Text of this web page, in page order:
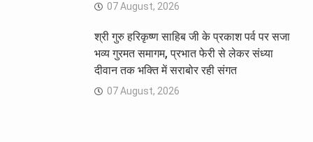
07 August, 2026
श्री गुरु हरिकृष्ण साहिब जी के प्रकाश पर्व पर सजा
भव्य गुरमत समागम, प्रभात फेरी से लेकर संध्या
दीवान तक भक्ति में सराबोर रही संगत
07 August, 2026